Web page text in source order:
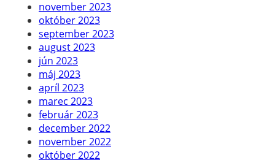
november 2023
október 2023
september 2023
august 2023
jún 2023
máj 2023
apríl 2023
marec 2023
február 2023
december 2022
november 2022
október 2022